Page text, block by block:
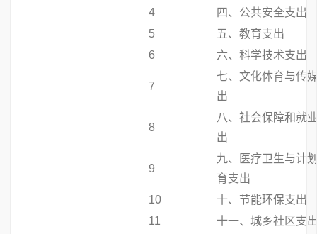
4
四、公共安全支出
5
五、教育支出
6
六、科学技术支出
7
七、文化体育与传
出
8
八、社会保障和就
出
9
九、医疗卫生与计
育支出
10
十、节能环保支出
11
十一、城乡社区支